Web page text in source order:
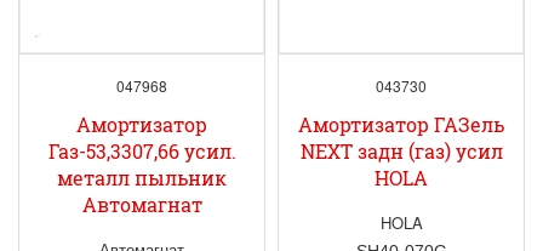
047968
Амортизатор
Газ-53,3307,66 усил.
металл пыльник
Автомагнат
043730
Амортизатор ГАЗель
NEXT задн (газ) усил
HOLA
HOLA